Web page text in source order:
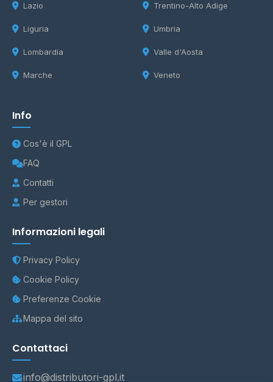
Lazio
Liguria
Lombardia
Marche
Trentino-Alto Adige
Umbria
Valle d'Aosta
Veneto
Info
Cos'è il GPL
FAQ
Contatti
Per gestori
Informazioni legali
Privacy Policy
Cookie Policy
Preferenze Cookie
Mappa del sito
Contattaci
info@distributori-gpl.it